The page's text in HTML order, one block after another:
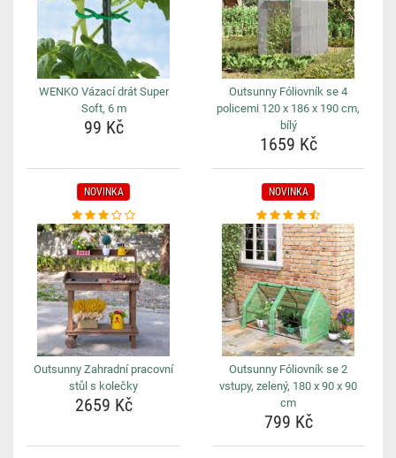
WENKO Vázací drát Super
Soft, 6 m
99 Kč
Outsunny Fóliovník se 4
policemi 120 x 186 x 190 cm,
bílý
1659 Kč
NOVINKA
Outsunny Zahradní pracovní
stůl s kolečky
2659 Kč
NOVINKA
Outsunny Fóliovník se 2
vstupy, zelený, 180 x 90 x 90
cm
799 Kč